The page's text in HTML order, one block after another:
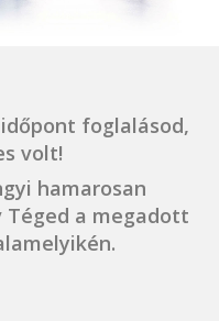
foglalásod,
volt!
hamarosan
Téged a megadott